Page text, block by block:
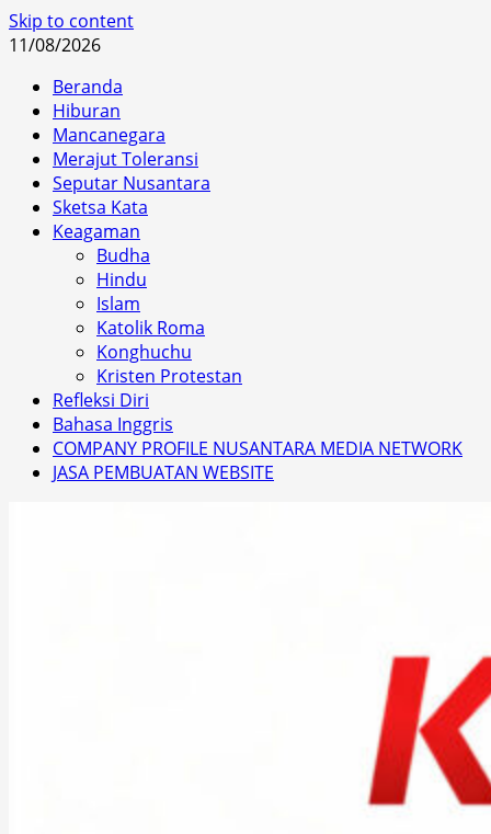
Skip to content
11/08/2026
Beranda
Hiburan
Mancanegara
Merajut Toleransi
Seputar Nusantara
Sketsa Kata
Keagaman
Budha
Hindu
Islam
Katolik Roma
Konghuchu
Kristen Protestan
Refleksi Diri
Bahasa Inggris
COMPANY PROFILE NUSANTARA MEDIA NETWORK
JASA PEMBUATAN WEBSITE